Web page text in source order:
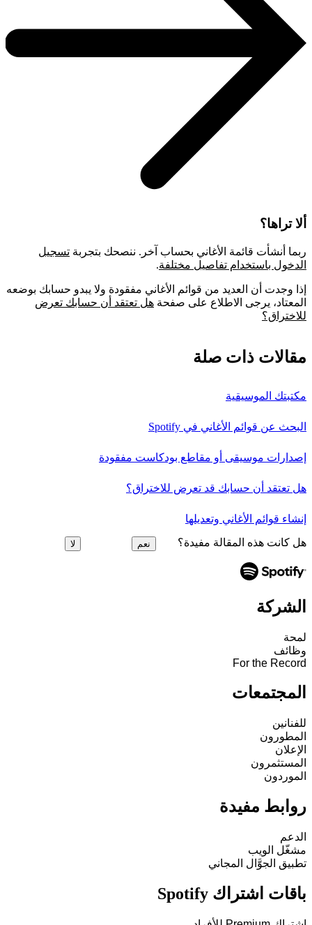
ألا تراها؟
ربما أنشأت قائمة الأغاني بحساب آخر. ننصحك بتجربة تسجيل
الدخول باستخدام تفاصيل مختلفة.
إذا وجدت أن العديد من قوائم الأغاني مفقودة ولا يبدو حسابك بوضعه
المعتاد، يرجى الاطلاع على صفحة هل تعتقد أن حسابك تعرض
للاختراق؟
مقالات ذات صلة
مكتبتك الموسيقية
البحث عن قوائم الأغاني في Spotify
إصدارات موسيقى أو مقاطع بودكاست مفقودة
هل تعتقد أن حسابك قد تعرض للاختراق؟
إنشاء قوائم الأغاني وتعديلها
هل كانت هذه المقالة مفيدة؟ نعم لا
الشركة
لمحة
وظائف
For the Record
المجتمعات
للفنانين
المطورون
الإعلان
المستثمرون
الموردون
روابط مفيدة
الدعم
مشغّل الويب
تطبيق الجوَّال المجاني
باقات اشتراك Spotify